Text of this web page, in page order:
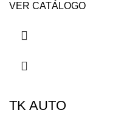
VER CATÁLOGO
TK AUTO